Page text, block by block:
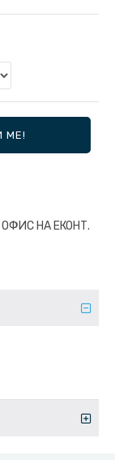
МЕ!
НА ЕКОНТ.